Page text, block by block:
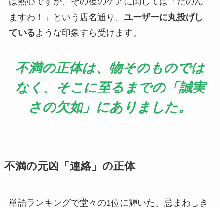
ますわ！」という店名通り、 ユーザーに丸投げし
ているような印象すら受けます。
不満の正体は、物そのものでは
なく、そこに至るまでの「誠実
さの欠如」にありました。
不満の元凶「連絡」の正体
単語ランキングで堂々の1位に輝いた、忌まわしき